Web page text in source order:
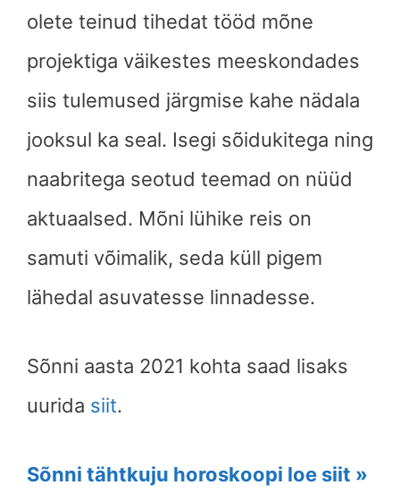
olete teinud tihedat tööd mõne
projektiga väikestes meeskondades
siis tulemused järgmise kahe nädala
jooksul ka seal. Isegi sõidukitega ning
naabritega seotud teemad on nüüd
aktuaalsed. Mõni lühike reis on
samuti võimalik, seda küll pigem
lähedal asuvatesse linnadesse.
Sõnni aasta 2021 kohta saad lisaks
uurida siit.
Sõnni tähtkuju horoskoopi loe siit »